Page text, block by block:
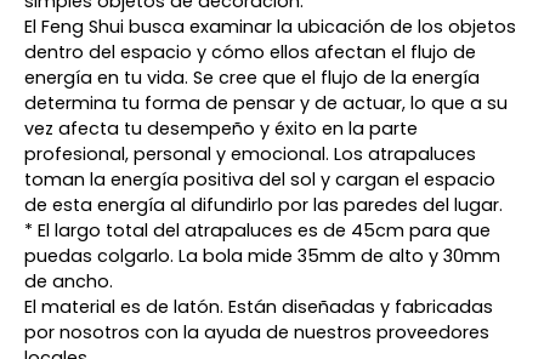
El Feng Shui busca examinar la ubicación de los objetos
dentro del espacio y cómo ellos afectan el flujo de
energía en tu vida. Se cree que el flujo de la energía
determina tu forma de pensar y de actuar, lo que a su
vez afecta tu desempeño y éxito en la parte
profesional, personal y emocional. Los atrapaluces
toman la energía positiva del sol y cargan el espacio
de esta energía al difundirlo por las paredes del lugar.
* El largo total del atrapaluces es de 45cm para que
puedas colgarlo. La bola mide 35mm de alto y 30mm
de ancho.
El material es de latón. Están diseñadas y fabricadas
por nosotros con la ayuda de nuestros proveedores